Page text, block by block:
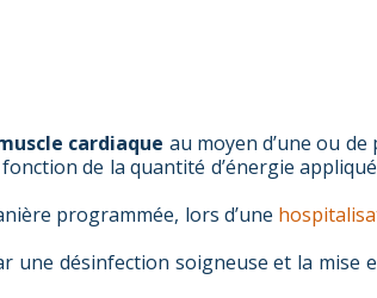
cardiaque au moyen d’une ou
de la quantité d’énergie
programmée, lors d’une
une désinfection soigneuse et la mise